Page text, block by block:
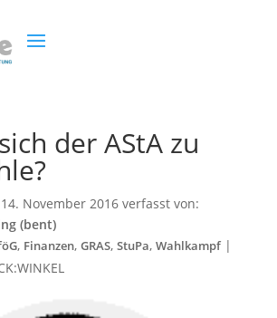
der AStA zu
14. November 2016verfasst von:
(bent)
, Finanzen, GRAS, StuPa, Wahlkampf|